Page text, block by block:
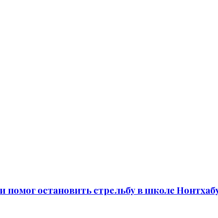
остановить стрельбу в школе